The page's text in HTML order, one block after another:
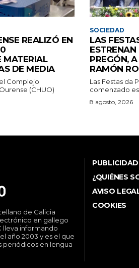
REALIZÓ EN
MATERIAL
DE MEDIA
Complejo
(CHUO)
SOCIEDAD
LAS
PREGÓN,
RAMÓN
Las Festas da
comenzado
8 agosto, 2026
de Galicia
en gallego
lleva informando
año 2003 y es el que
periódicos en lengua
PUBLICIDAD
¿QUIÉNES
AVISO
COOKIES